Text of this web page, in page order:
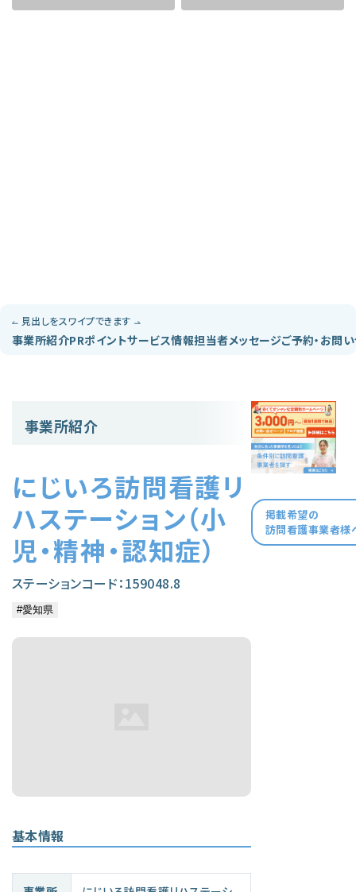
見出しをスワイプできます
事業所紹介PRポイントサービス情報担当者メッセージご予約・お問
事業所紹介
にじいろ訪問看護リ
ハステーション（小
児・精神・認知症）
ステーションコード：159048.8
基本情報
掲載希望の
訪問看護事業者様